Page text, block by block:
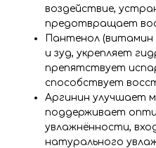
воздействие,
предотвращает
Пантенол (витамин
и зуд, укрепляет
препятствует
способствует
Аргинин улучшает
поддерживает
увлажнённости,
натурального